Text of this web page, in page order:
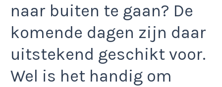
naar buiten te gaan? De
komende dagen zijn daar
uitstekend geschikt voor.
Wel is het handig om